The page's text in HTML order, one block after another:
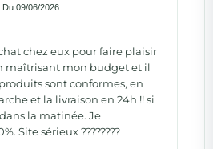
Du 09/06/2026
chez eux pour faire plaisir
maîtrisant mon budget et il
sont conformes, en
et la livraison en 24h !! si
la matinée. Je
Site sérieux ????????